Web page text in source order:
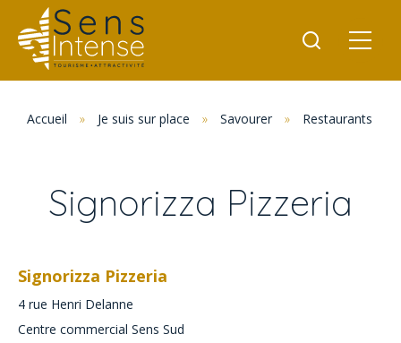
Accueil » Je suis sur place » Savourer » Restaurants
Signorizza Pizzeria
Signorizza Pizzeria
4 rue Henri Delanne
Centre commercial Sens Sud